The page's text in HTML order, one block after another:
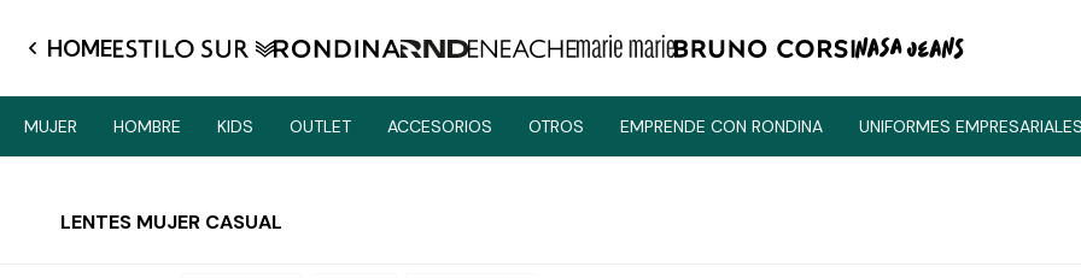
HOME
MUJER HOMBRE KIDS OUTLET ACCESORIOS OTROS EMPRENDE CON RONDINA UNIFORMES
LENTES MUJER CASUAL